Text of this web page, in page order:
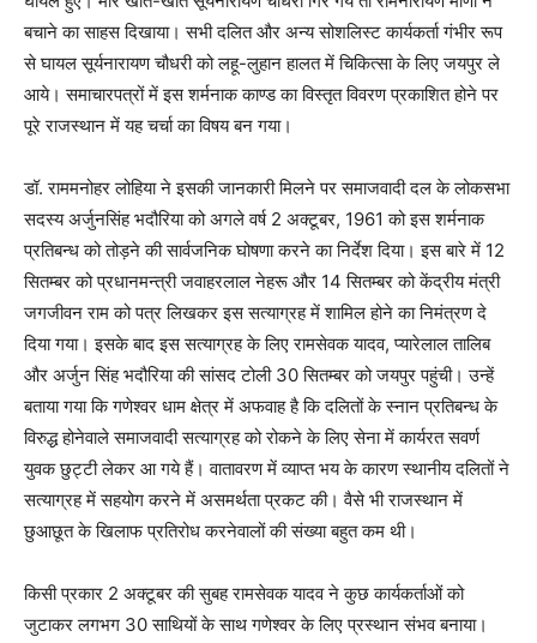
बचाने का साहस दिखाया। सभी दलित और अन्य सोशलिस्ट कार्यकर्ता गंभीर रूप
से घायल सूर्यनारायण चौधरी को लहू-लुहान हालत में चिकित्सा के लिए जयपुर ले
आये। समाचारपत्रों में इस शर्मनाक काण्ड का विस्तृत विवरण प्रकाशित होने पर
पूरे राजस्थान में यह चर्चा का विषय बन गया।
डॉ. राममनोहर लोहिया ने इसकी जानकारी मिलने पर समाजवादी दल के लोकसभा
सदस्य अर्जुनसिंह भदौरिया को अगले वर्ष 2 अक्टूबर, 1961 को इस शर्मनाक
प्रतिबन्ध को तोड़ने की सार्वजनिक घोषणा करने का निर्देश दिया। इस बारे में 12
सितम्बर को प्रधानमन्त्री जवाहरलाल नेहरू और 14 सितम्बर को केंद्रीय मंत्री
जगजीवन राम को पत्र लिखकर इस सत्याग्रह में शामिल होने का निमंत्रण दे
दिया गया। इसके बाद इस सत्याग्रह के लिए रामसेवक यादव,प्यारेलाल तालिब
और अर्जुन सिंह भदौरिया की सांसद टोली 30 सितम्बर को जयपुर पहुंची। उन्हें
बताया गया कि गणेश्वर धाम क्षेत्र में अफवाह है कि दलितों के स्नान प्रतिबन्ध के
विरुद्ध होनेवाले समाजवादी सत्याग्रह को रोकने के लिए सेना में कार्यरत सवर्ण
युवक छुट्टी लेकर आ गये हैं। वातावरण में व्याप्त भय के कारण स्थानीय दलितों ने
सत्याग्रह में सहयोग करने में असमर्थता प्रकट की। वैसे भी राजस्थान में
छुआछूत के खिलाफ प्रतिरोध करनेवालों की संख्या बहुत कम थी।
किसी प्रकार 2 अक्टूबर की सुबह रामसेवक यादव ने कुछ कार्यकर्ताओं को
जुटाकर लगभग 30 साथियों के साथ गणेश्वर के लिए प्रस्थान संभव बनाया।